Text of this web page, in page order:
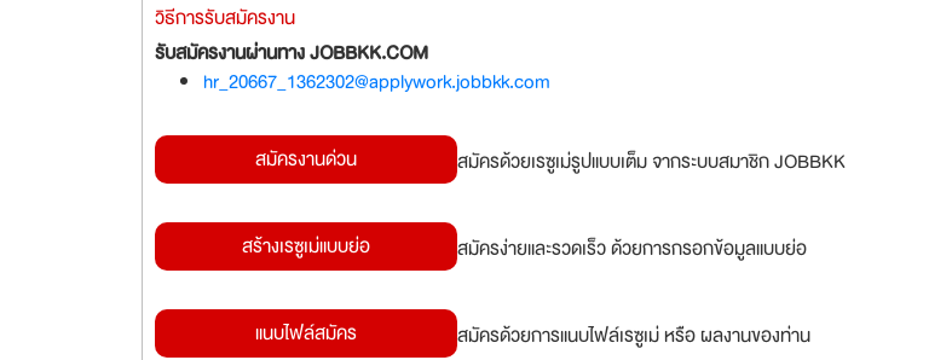
วิธีการรับสมัครงาน
รับสมัครงานผ่านทาง JOBBKK.COM
hr_20667_1362302@applywork.jobbkk.com
สมัครงานด่วน สมัครด้วยเรซูเม่รูปแบบเต็ม จากระบบสมาชิก JOBBKK
สร้างเรซูเม่แบบย่อ สมัครง่ายและรวดเร็ว ด้วยการกรอกข้อมูลแบบย่อ
แนบไฟล์สมัคร สมัครด้วยการแนบไฟล์เรซูเม่ หรือ ผลงานของท่าน